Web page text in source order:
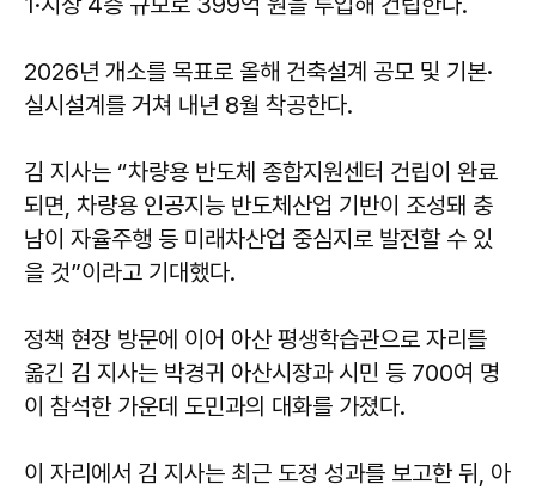
2026년 개소를 목표로 올해 건축설계 공모 및 기본·
실시설계를 거쳐 내년 8월 착공한다.
김 지사는 “차량용 반도체 종합지원센터 건립이 완료
되면, 차량용 인공지능 반도체산업 기반이 조성돼 충
남이 자율주행 등 미래차산업 중심지로 발전할 수 있
을 것”이라고 기대했다.
정책 현장 방문에 이어 아산 평생학습관으로 자리를
옮긴 김 지사는 박경귀 아산시장과 시민 등 700여 명
이 참석한 가운데 도민과의 대화를 가졌다.
이 자리에서 김 지사는 최근 도정 성과를 보고한 뒤, 아